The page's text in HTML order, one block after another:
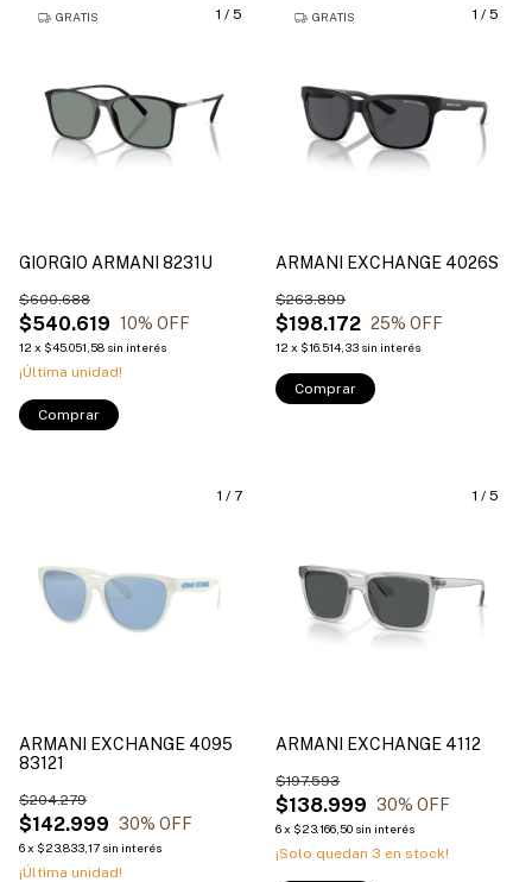
1 / 5
GRATIS
GIORGIO ARMANI 8231U
$540.619
$600.688
10% OFF
12 x $45.051,58 sin interés
¡Última unidad!
Comprar
1 / 5
GRATIS
ARMANI EXCHANGE 4026S
$198.172
$263.899
25% OFF
12 x $16.514,33 sin interés
Comprar
1 / 7
ARMANI EXCHANGE 4095
83121
$142.999
$204.279
30% OFF
6x $23.833,17 sin interés
¡Última unidad!
1 / 5
ARMANI EXCHANGE 4112
$138.999
$197.593
30% OFF
6x $23.166,50 sin interés
¡Solo quedan 3 en stock!